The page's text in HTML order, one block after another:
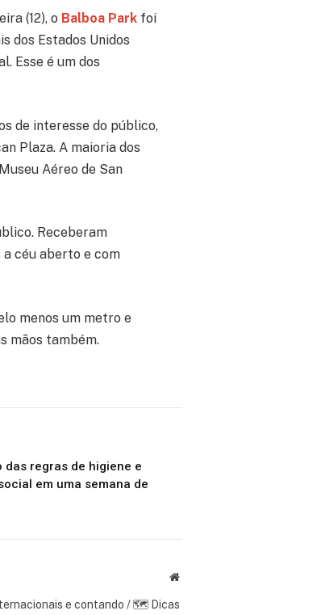
(12), o Balboa Parkfoi
dos Estados Unidos
Esse é um dos
de interesse do público,
Plaza. A maioria dos
Aéreo de San
Receberam
céu aberto e com
menos um metro e
mãos também.
das regras de higiene e
em uma semana de
Website
e contando / 🗺 Dicas